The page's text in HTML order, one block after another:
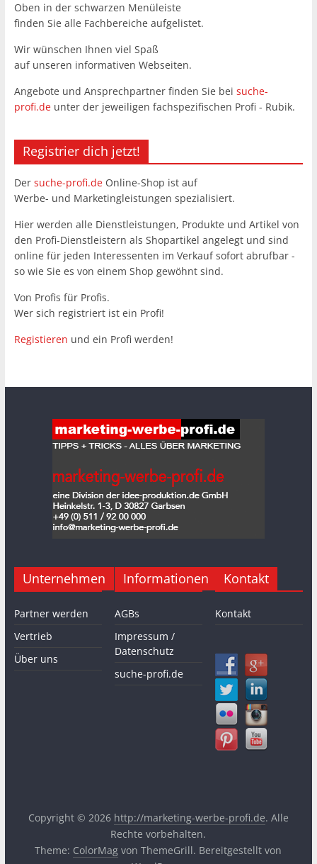
Oben in der schwarzen Menüleiste
finden Sie alle Fachbereiche aufgelistet.
Wir wünschen Ihnen viel Spaß
auf unseren informativen Webseiten.
Angebote und Ansprechpartner finden Sie bei suche-
profi.de unter der jeweiligen fachspezifischen Profi - Rubik.
Registrier dich jetzt!
Der suche-profi.de Online-Shop ist auf
Werbe- und Marketingleistungen spezialisiert.
Hier werden alle Dienstleistungen, Produkte und Artikel von
den Profi-Dienstleistern als Shopartikel angelegt und sind
online für jeden Interessenten im Verkauf sofort abrufbar -
so wie Sie es von einem Shop gewöhnt sind.
Von Profis für Profis.
Wer sich registriert ist ein Profi!
Registieren und ein Profi werden!
Unternehmen
Partner werden
Vertrieb
Über uns
Informationen
AGBs
Impressum /
Datenschutz
suche-profi.de
Kontakt
Kontakt
Copyright © 2026 http://marketing-werbe-profi.de. Alle
Rechte vorbehalten.
Theme: ColorMag von ThemeGrill. Bereitgestellt von